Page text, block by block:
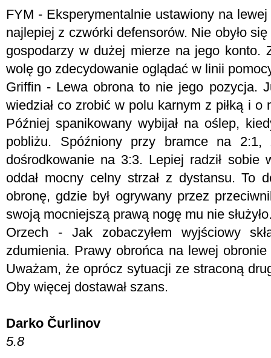
FYM - Eksperymentalnie ustawiony na
najlepiej z czwórki defensorów. Nie obyło
gospodarzy w dużej mierze na jego konto.
wolę go zdecydowanie oglądać w linii
Griffin - Lewa obrona to nie jego pozycja.
wiedział co zrobić w polu karnym z piłką i o
Później spanikowany wybijał na oślep,
pobliżu. Spóźniony przy bramce na 2:1,
dośrodkowanie na 3:3. Lepiej radził sobie
oddał mocny celny strzał z dystansu. To
obronę, gdzie był ogrywany przez
swoją mocniejszą prawą nogę mu nie
Orzech - Jak zobaczyłem wyjściowy
zdumienia. Prawy obrońca na lewej
Uważam, że oprócz sytuacji ze straconą
Oby więcej dostawał szans.
Darko Čurlinov
5.8